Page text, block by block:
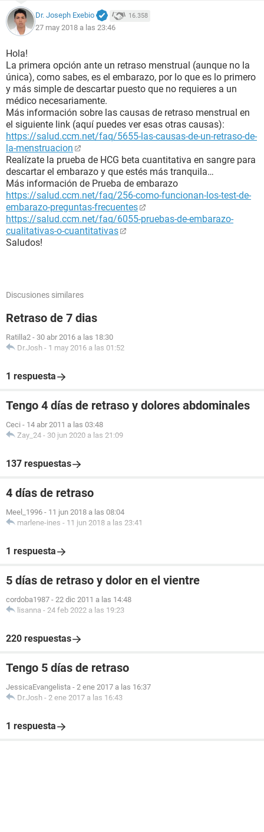
Dr. Joseph Exebio 16.358
27 may 2018 a las 23:46
Hola!
La primera opción ante un retraso menstrual (aunque no la
única), como sabes, es el embarazo, por lo que es lo primero
y más simple de descartar puesto que no requieres a un
médico necesariamente.
Más información sobre las causas de retraso menstrual en
el siguiente link (aquí puedes ver esas otras causas):
https://salud.ccm.net/faq/5655-las-causas-de-un-retraso-de-
la-menstruacion
Realízate la prueba de HCG beta cuantitativa en sangre para
descartar el embarazo y que estés más tranquila…
Más información de Prueba de embarazo
https://salud.ccm.net/faq/256-como-funcionan-los-test-de-
embarazo-preguntas-frecuentes
https://salud.ccm.net/faq/6055-pruebas-de-embarazo-
cualitativas-o-cuantitativas
Saludos!
Discusiones similares
Retraso de 7 dias
Ratilla2 - 30 abr 2016 a las 18:30
Dr.Josh - 1 may 2016 a las 01:52
1 respuesta
Tengo 4 días de retraso y dolores abdominales
Ceci - 14 abr 2011 a las 03:48
Zay_24 - 30 jun 2020 a las 21:09
137 respuestas
4 días de retraso
Meel_1996 - 11 jun 2018 a las 08:04
marlene-ines - 11 jun 2018 a las 23:41
1 respuesta
5 días de retraso y dolor en el vientre
cordoba1987 - 22 dic 2011 a las 14:48
lisanna - 24 feb 2022 a las 19:23
220 respuestas
Tengo 5 días de retraso
JessicaEvangelista - 2 ene 2017 a las 16:37
Dr.Josh - 2 ene 2017 a las 16:43
1 respuesta